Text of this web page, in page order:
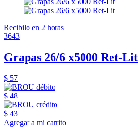
Recibilo en 2 horas
3643
Grapas 26/6 x5000 Ret-Lit
$ 57
$ 48
$ 43
Agregar a mi carrito